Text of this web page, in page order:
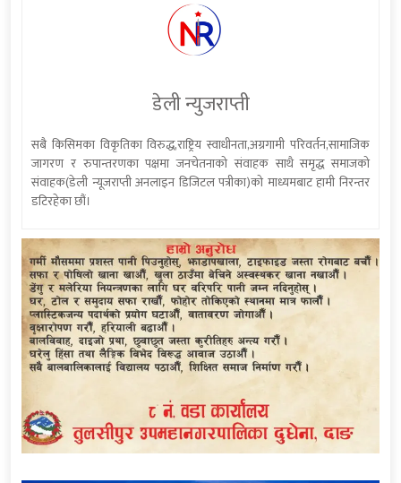
डेली न्युजराप्ती
सबै किसिमका विकृतिका विरुद्ध,राष्ट्रिय स्वाधीनता,अग्रगामी परिवर्तन,सामाजिक
जागरण र रुपान्तरणका पक्षमा जनचेतनाको संवाहक साथै समृद्ध समाजको
संवाहक(डेली न्यूजराप्ती अनलाइन डिजिटल पत्रीका)को माध्यमबाट हामी निरन्तर
डटिरहेका छौं।